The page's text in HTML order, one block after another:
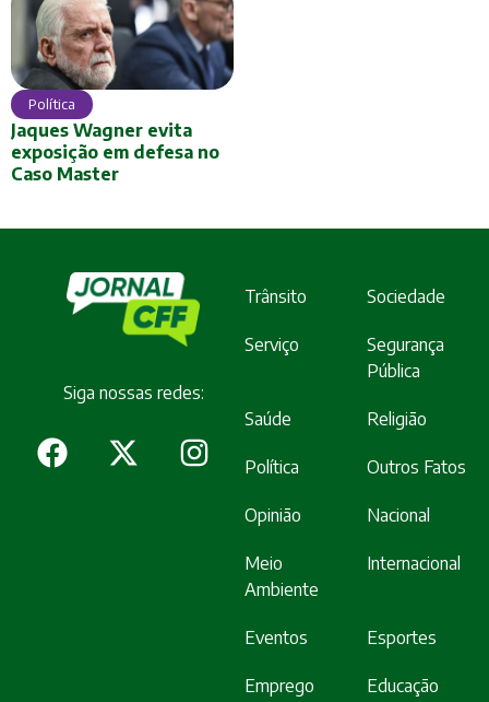
Política
Jaques Wagner evita
exposição em defesa no
Caso Master
Siga nossas redes:
Trânsito Sociedade
Serviço
Segurança
Pública
Saúde Religião
Política Outros Fatos
Opinião Nacional
Meio
Ambiente
Internacional
Eventos Esportes
Emprego Educação